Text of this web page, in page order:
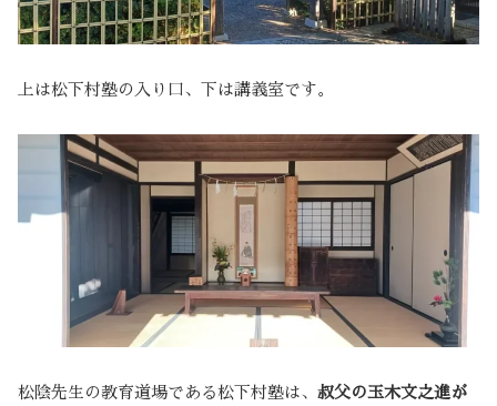
上は松下村塾の入り口、下は講義室です。
松陰先生の教育道場である松下村塾は、 叔父の玉木文之進が